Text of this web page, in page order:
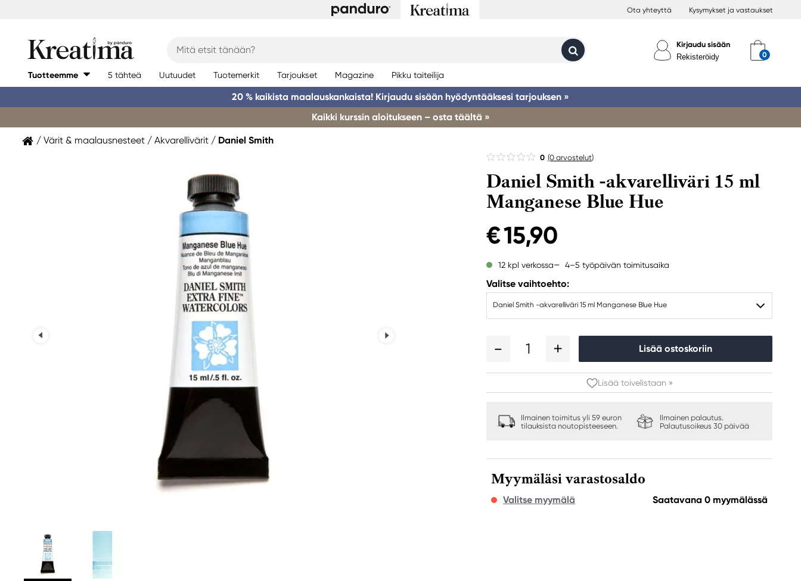
Ota yhteyttä Kysymykset ja vastaukset
Kirjaudu sisään
Rekisteröidy
Tuotteemme 5 tähteä Uutuudet Tuotemerkit Tarjoukset Magazine Pikku taiteilija
20 % kaikista maalauskankaista! Kirjaudu sisään hyödyntääksesi tarjouksen »
Kaikki kurssin aloitukseen – osta täältä »
Värit & maalausnesteet Akvarellivärit Daniel Smith
0 (0 arvostelut)
Daniel Smith -akvarelliväri 15 ml
Manganese Blue Hue
€ 15,90
12 kpl verkossa 4–5 työpäivän toimitusaika
Valitse vaihtoehto:
Daniel Smith -akvarelliväri 15 ml Manganese Blue Hue
1 Lisää ostoskoriin
Lisää toivelistaan »
Ilmainen toimitus yli 59 euron
tilauksista noutopisteeseen.
Ilmainen palautus.
Palautusoikeus 30 päivää
Myymäläsi varastosaldo
Valitse myymälä Saatavana 0 myymälässä